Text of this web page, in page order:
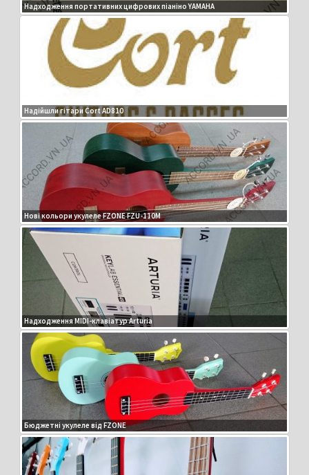
Надходження портативних цифрових піаніно YAMAHA
Надійшли гітари Cort AD810
Нові кольори укулеле FZONE FZU-110M
Надходження MIDI-клавіатур Arturia
Бюджетні укулеле від FZONE